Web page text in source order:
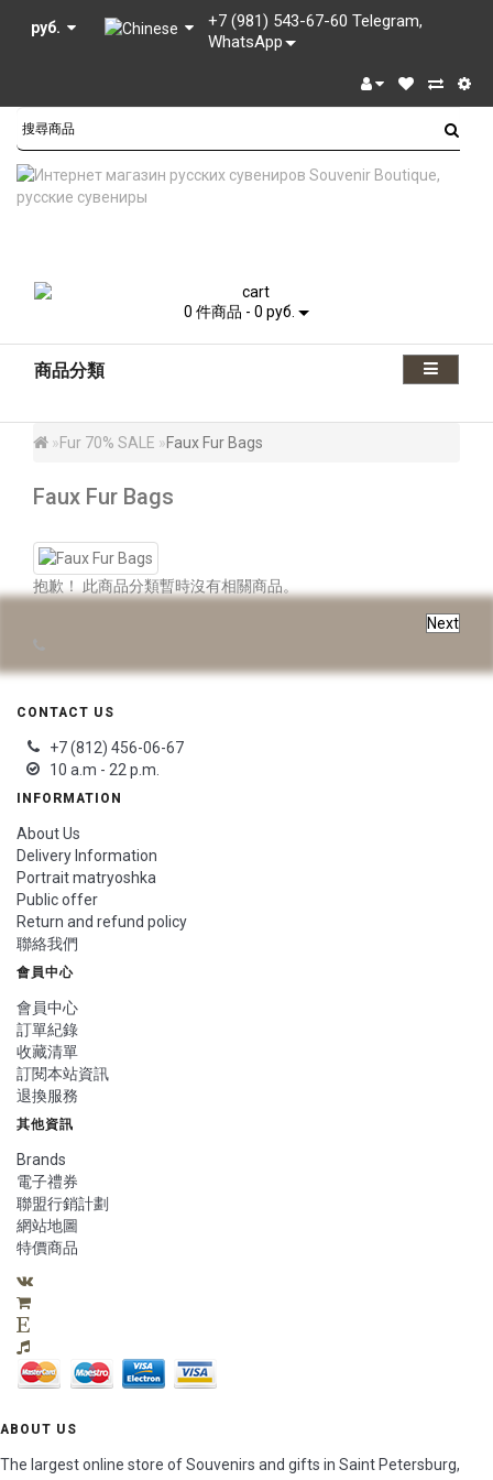
руб.
+7 (981) 543-67-60 Telegram,
WhatsApp
0 件商品 - 0 руб.
商品分類
Fur 70% SALE Faux Fur Bags
Faux Fur Bags
抱歉！ 此商品分類暫時沒有相關商品。
Next
CONTACT US
+7 (812) 456-06-67
10 a.m - 22 p.m.
INFORMATION
About Us
Delivery Information
Portrait matryoshka
Public offer
Return and refund policy
聯絡我們
會員中心
會員中心
訂單紀錄
收藏清單
訂閱本站資訊
退換服務
其他資訊
Brands
電子禮券
聯盟行銷計劃
網站地圖
特價商品
ABOUT US
The largest online store of Souvenirs and gifts in Saint Petersburg,